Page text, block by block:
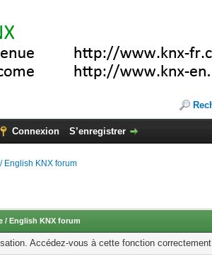
Connexion S’enregistrer
English KNX forum
/ English KNX forum
Accédez-vous à cette fonction